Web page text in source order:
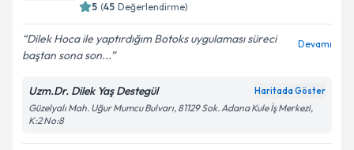
5 (45 Değerlendirme)
Dilek Hoca ile yaptırdığım Botoks uygulaması süreci
baştan sona son...
Devamı
Uzm.Dr. Dilek Yaş Destegül Haritada Göster
Güzelyalı Mah. Uğur Mumcu Bulvarı, 81129 Sok. Adana Kule İş Merkezi,
K:2 No:8